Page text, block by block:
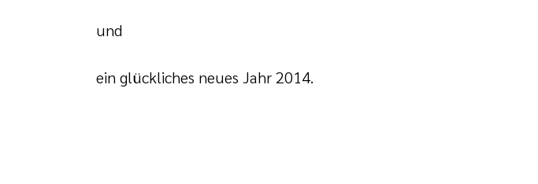
und
ein glückliches neues Jahr 2014.